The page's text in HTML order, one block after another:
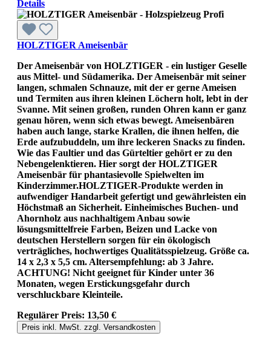
Details
HOLZTIGER Ameisenbär
Der Ameisenbär von HOLZTIGER - ein lustiger Geselle
aus Mittel- und Südamerika. Der Ameisenbär mit seiner
langen, schmalen Schnauze, mit der er gerne Ameisen
und Termiten aus ihren kleinen Löchern holt, lebt in der
Svanne. Mit seinen großen, runden Ohren kann er ganz
genau hören, wenn sich etwas bewegt. Ameisenbären
haben auch lange, starke Krallen, die ihnen helfen, die
Erde aufzubuddeln, um ihre leckeren Snacks zu finden.
Wie das Faultier und das Gürteltier gehört er zu den
Nebengelenktieren. Hier sorgt der HOLZTIGER
Ameisenbär für phantasievolle Spielwelten im
Kinderzimmer.HOLZTIGER-Produkte werden in
aufwendiger Handarbeit gefertigt und gewährleisten ein
Höchstmaß an Sicherheit. Einheimisches Buchen- und
Ahornholz aus nachhaltigem Anbau sowie
lösungsmittelfreie Farben, Beizen und Lacke von
deutschen Herstellern sorgen für ein ökologisch
verträgliches, hochwertiges Qualitätsspielzeug. Größe ca.
14 x 2,3 x 5,5 cm. Altersempfehlung: ab 3 Jahre.
ACHTUNG! Nicht geeignet für Kinder unter 36
Monaten, wegen Erstickungsgefahr durch
verschluckbare Kleinteile.
Regulärer Preis: 13,50 €
Preis inkl. MwSt. zzgl. Versandkosten